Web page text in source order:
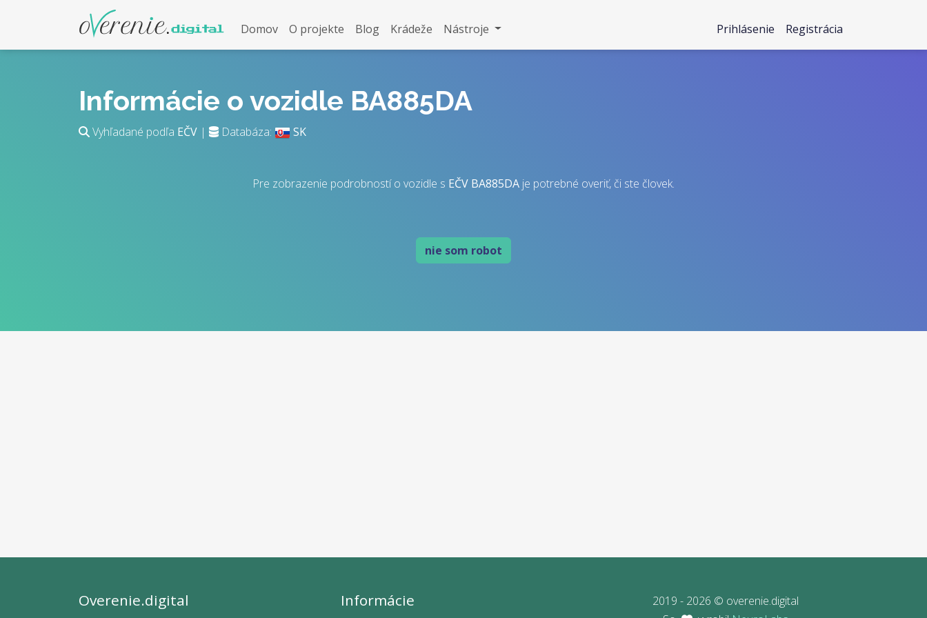
Domov O projekte Blog Krádeže Nástroje Prihlásenie Registrácia
Informácie o vozidle BA885DA
Vyhľadané podľa EČV | Databáza: SK
Pre zobrazenie podrobností o vozidle s EČV BA885DA je potrebné overiť, či ste človek.
nie som robot
Overenie.digital Informácie
2019 - 2026 © overenie.digital